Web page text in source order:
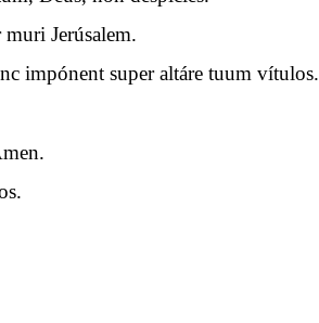
Jerúsalem.
impónent super altáre tuum vítulos.